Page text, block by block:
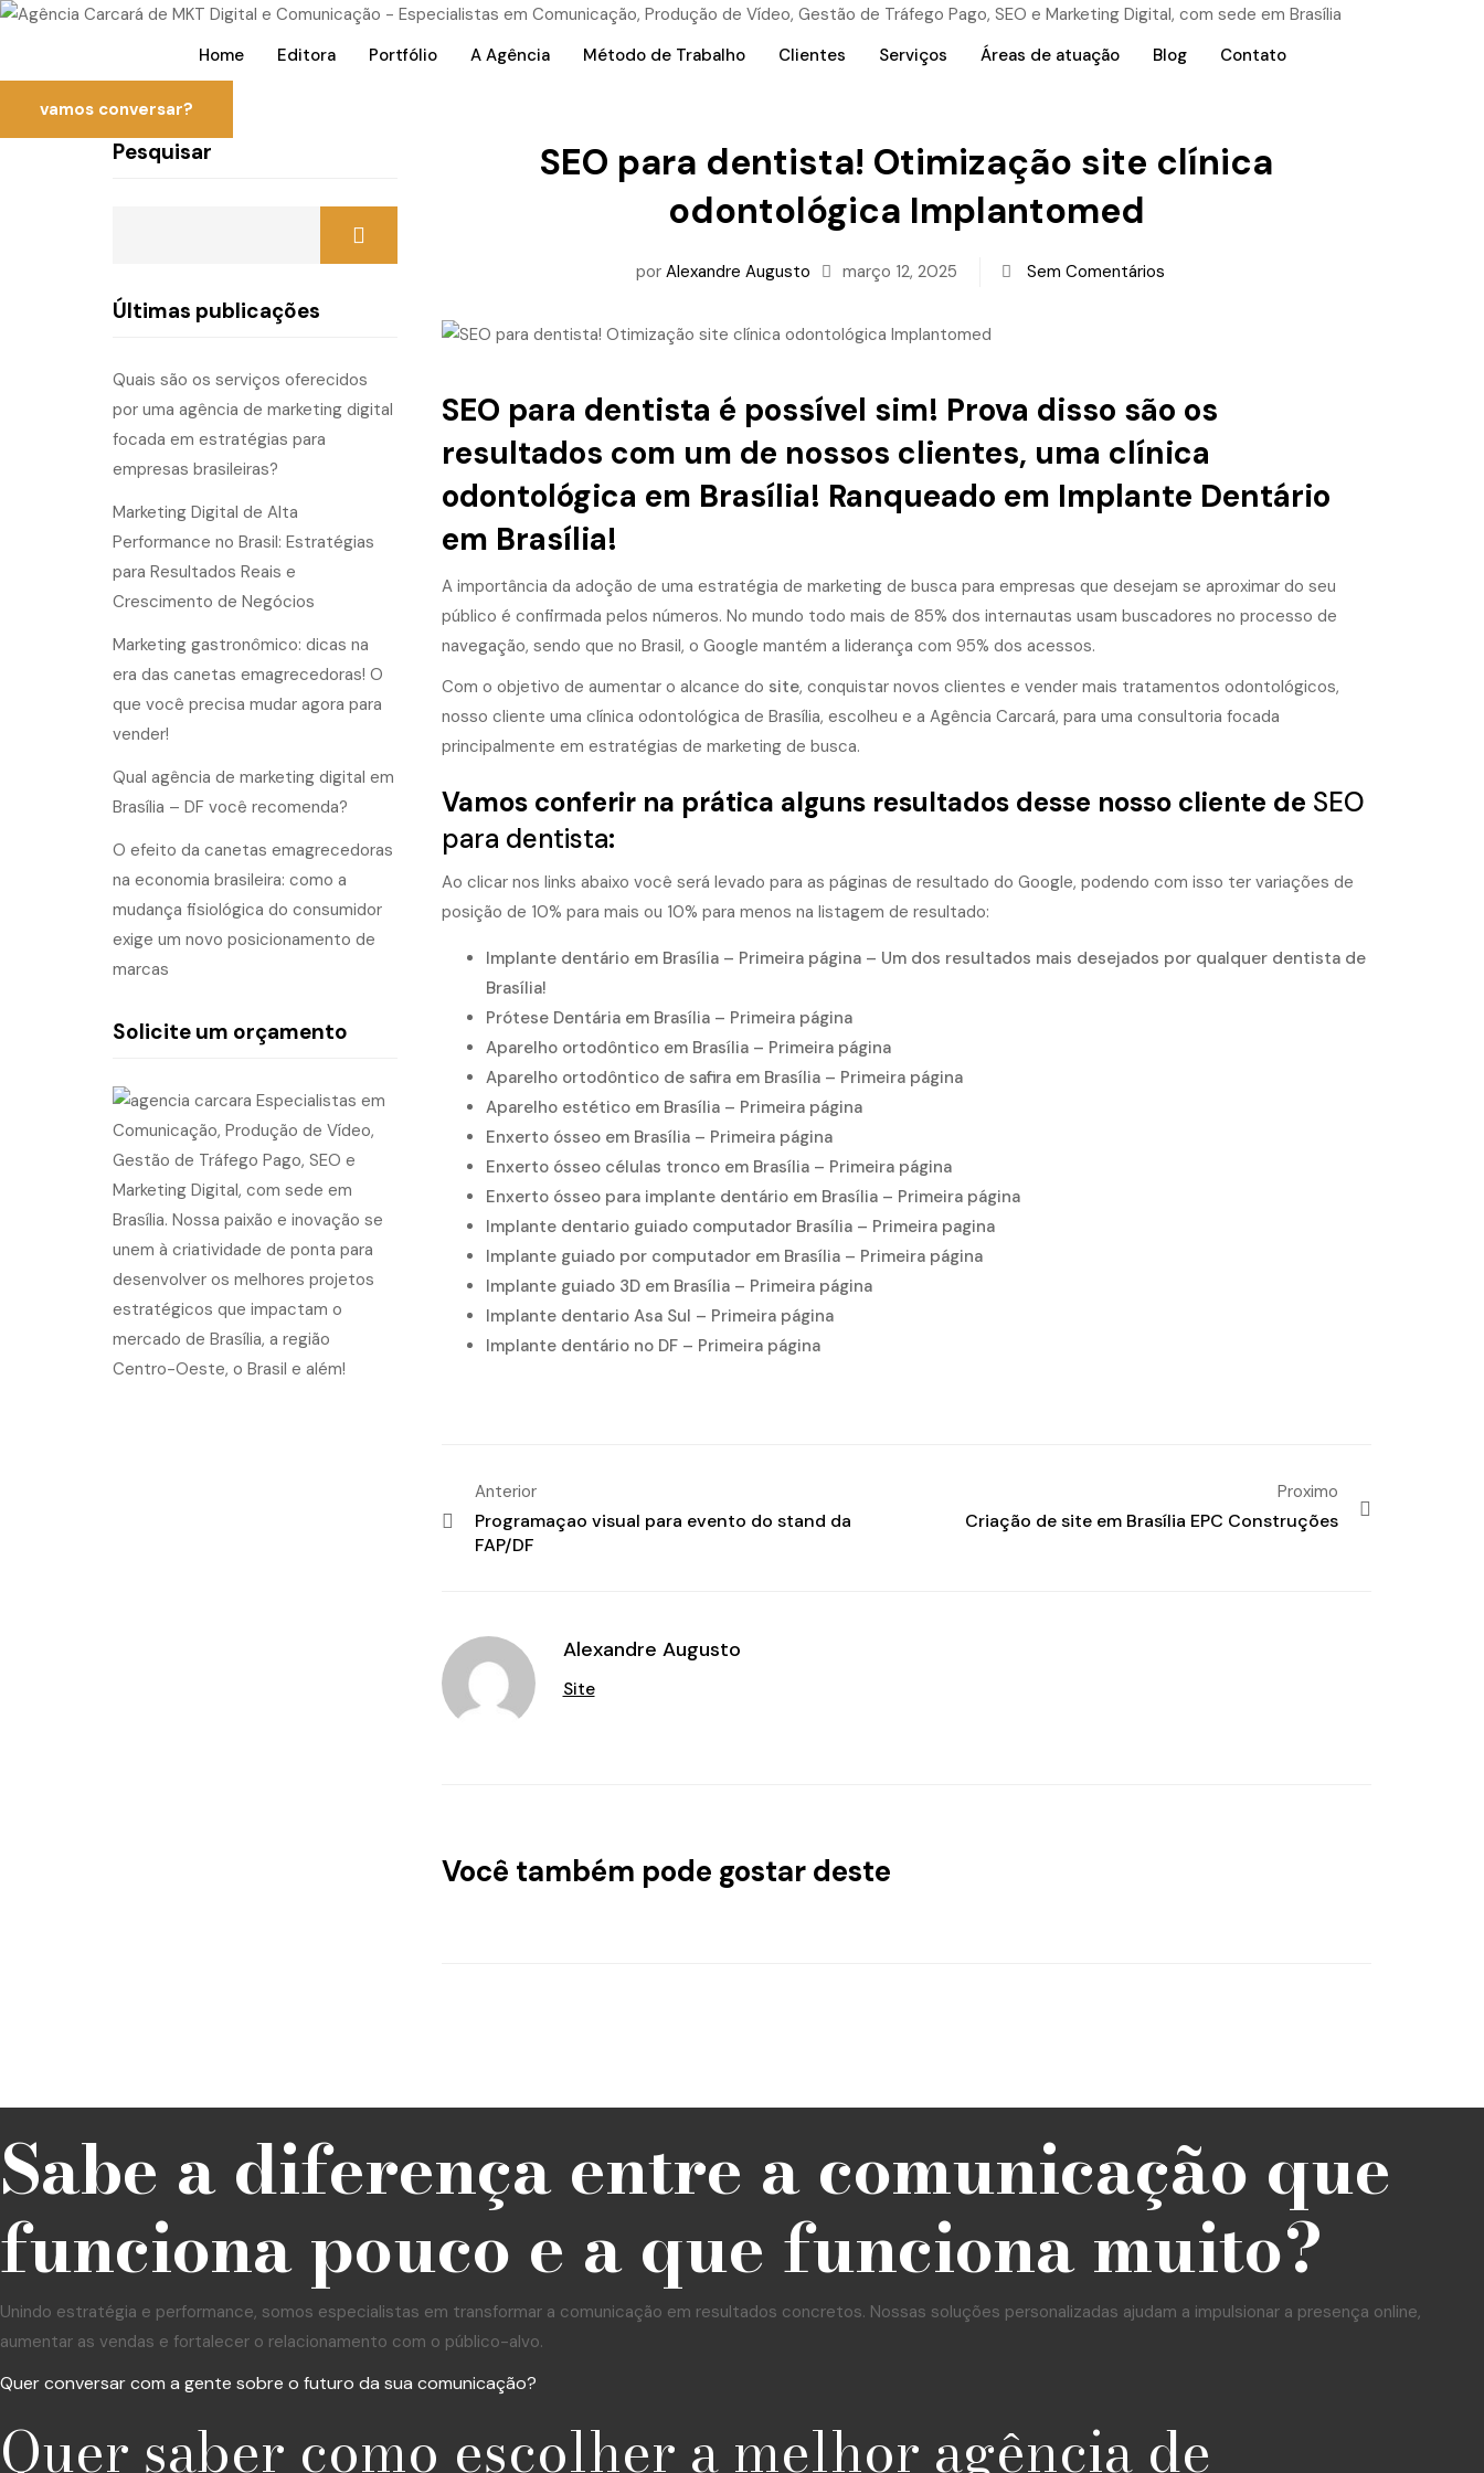
Home Editora Portfólio A Agência Método de Trabalho Clientes Serviços Áreas de atuação Blog Contato
vamos conversar?
SEO para dentista! Otimização site clínica
odontológica Implantomed
por Alexandre Augusto março 12, 2025 Sem Comentários
SEO para dentista é possível sim! Prova disso são os
resultados com um de nossos clientes, uma clínica
odontológica em Brasília! Ranqueado em Implante Dentário
em Brasília!
A importância da adoção de uma estratégia de marketing de busca para empresas que desejam se aproximar do seu
público é confirmada pelos números. No mundo todo mais de 85% dos internautas usam buscadores no processo de
navegação, sendo que no Brasil, o Google mantém a liderança com 95% dos acessos.
Com o objetivo de aumentar o alcance do site, conquistar novos clientes e vender mais tratamentos odontológicos,
nosso cliente uma clínica odontológica de Brasília, escolheu e a Agência Carcará, para uma consultoria focada
principalmente em estratégias de marketing de busca.
Vamos conferir na prática alguns resultados desse nosso cliente de SEO
para dentista:
Ao clicar nos links abaixo você será levado para as páginas de resultado do Google, podendo com isso ter variações de
posição de 10% para mais ou 10% para menos na listagem de resultado:
Implante dentário em Brasília – Primeira página – Um dos resultados mais desejados por qualquer dentista de
Brasília!
Prótese Dentária em Brasília – Primeira página
Aparelho ortodôntico em Brasília – Primeira página
Aparelho ortodôntico de safira em Brasília – Primeira página
Aparelho estético em Brasília – Primeira página
Enxerto ósseo em Brasília – Primeira página
Enxerto ósseo células tronco em Brasília – Primeira página
Enxerto ósseo para implante dentário em Brasília – Primeira página
Implante dentario guiado computador Brasília – Primeira pagina
Implante guiado por computador em Brasília – Primeira página
Implante guiado 3D em Brasília – Primeira página
Implante dentario Asa Sul – Primeira página
Implante dentário no DF – Primeira página
Anterior
Programaçao visual para evento do stand da
FAP/DF
Proximo
Criação de site em Brasília EPC Construções
Alexandre Augusto
Site
Você também pode gostar deste
Pesquisar
Últimas publicações
Quais são os serviços oferecidos
por uma agência de marketing digital
focada em estratégias para
empresas brasileiras?
Marketing Digital de Alta
Performance no Brasil: Estratégias
para Resultados Reais e
Crescimento de Negócios
Marketing gastronômico: dicas na
era das canetas emagrecedoras! O
que você precisa mudar agora para
vender!
Qual agência de marketing digital em
Brasília – DF você recomenda?
O efeito da canetas emagrecedoras
na economia brasileira: como a
mudança fisiológica do consumidor
exige um novo posicionamento de
marcas
Solicite um orçamento
Sabe a diferença entre a comunicação que
funciona pouco e a que funciona muito?
Unindo estratégia e performance, somos especialistas em transformar a comunicação em resultados concretos. Nossas soluções personalizadas ajudam a impulsionar a presença online,
aumentar as vendas e fortalecer o relacionamento com o público-alvo.
Quer conversar com a gente sobre o futuro da sua comunicação?
Quer saber como escolher a melhor agência de